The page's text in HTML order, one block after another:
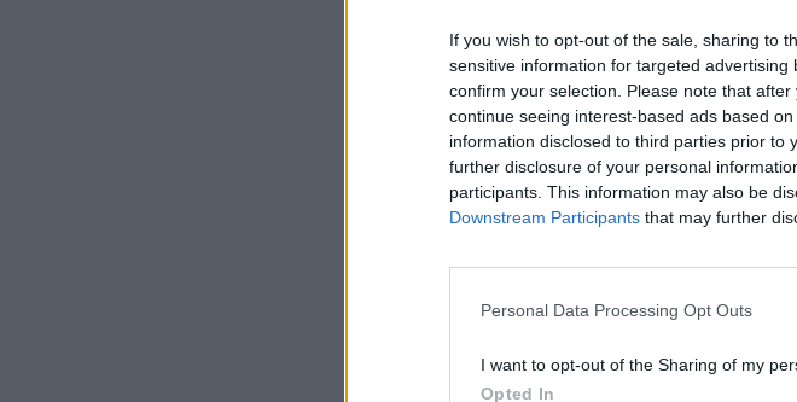
If you wish to opt-out of the sale, sharing to
sensitive information for targeted
confirm your selection. Please note that
continue seeing interest-based ads based
information disclosed to third parties prior to
further disclosure of your personal
participants. This information may also be
Downstream Participants that may further
Personal Data Processing Opt Outs
I want to opt-out of the Sharing of my
Opted In